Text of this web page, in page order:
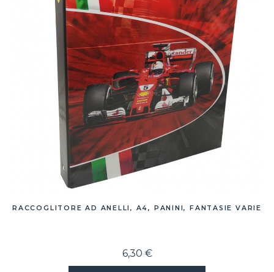
RACCOGLITORE AD ANELLI, A4, PANINI, FANTASIE VARIE
6,30 €